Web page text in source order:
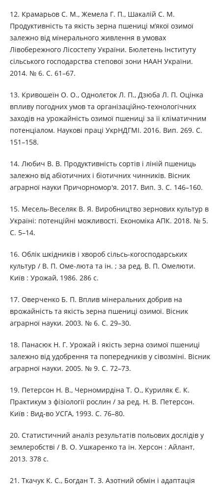
12. Крамарьов С. М., Жемела Г. П., Шакалій С. М.
Продуктивність та якість зерна пшениці м’якої озимої
залежно від мінерального живлення в умовах
Лівобережного Лісостепу України. Бюлетень Інституту
сільського господарства степової зони НААН України.
2014. № 6. С. 61–67.
13. Кривошеїн О. О., Однолєток Л. П., Дзюба Л. П. Оцінка
впливу погодних умов та організаційно-технологічних
заходів на урожайність озимої пшениці за її кліматичним
потенціалом. Наукові праці УкрНДГМІ. 2016. Вип. 269. С.
151–158.
14. Любич В. В. Продуктивність сортів і ліній пшениць
залежно від абіотичних і біотичних чинників. Вісник
аграрної науки Причорномор'я. 2017. Вип. 3. С. 146–160.
15. Месель-Веселяк В. Я. Виробництво зернових культур в
Україні: потенційні можливості. Економіка АПК. 2018. № 5.
С. 5–14.
16. Облік шкідників і хвороб сільсь-когосподарських
культур / В. П. Оме-люта та ін. ; за ред. В. П. Омелюти.
Київ : Урожай, 1986. 286 с.
17. Оверченко Б. П. Вплив мінеральних добрив на
врожайність та якість зерна пшениці озимої. Вісник
аграрної науки. 2003. № 6. С. 29–30.
18. Панасюк Н. Г. Урожай і якість зерна озимої пшениці
залежно від удобрення та попередників у сівозміні. Вісник
аграрної науки. 2005. № 9. С. 72–73.
19. Петерсон Н. В., Черномирдіна Т. О., Куриляк Є. К.
Практикум з фізіології рослин / за ред. Н. В. Петерсон.
Київ : Вид-во УСГА, 1993. С. 76–80.
20. Статистичний аналіз результатів польових дослідів у
землеробстві / В. О. Ушкаренко та ін. Херсон : Айлант,
2013. 378 с.
21. Ткачук К. С., Богдан Т. З. Азотний обмін і адаптація